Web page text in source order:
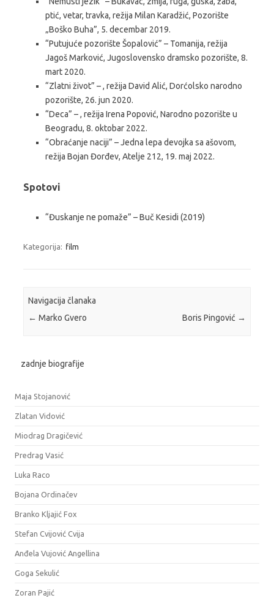
ptić, vetar, travka, režija Milan Karadžić, Pozorište
„Boško Buha”, 5. decembar 2019.
“Putujuće pozorište Šopalović” – Tomanija, režija
Jagoš Marković, Jugoslovensko dramsko pozorište, 8.
mart 2020.
“Zlatni život” – , režija David Alić, Dorćolsko narodno
pozorište, 26. jun 2020.
“Deca” – , režija Irena Popović, Narodno pozorište u
Beogradu, 8. oktobar 2022.
“Obraćanje naciji” – Jedna lepa devojka sa ašovom,
režija Bojan Đorđev, Atelje 212, 19. maj 2022.
Spotovi
“Đuskanje ne pomaže” – Buč Kesidi (2019)
Kategorija: film
Navigacija članaka
← Marko Gvero Boris Pingović →
zadnje biografije
Maja Stojanović
Zlatan Vidović
Miodrag Dragičević
Predrag Vasić
Luka Raco
Bojana Ordinačev
Branko Kljajić Fox
Stefan Cvijović Cvija
Anđela Vujović Angellina
Goga Sekulić
Zoran Pajić